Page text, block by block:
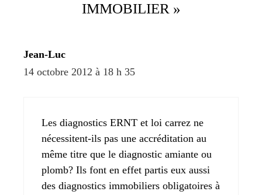
IMMOBILIER »
Jean-Luc
14 octobre 2012 à 18 h 35
Les diagnostics ERNT et loi carrez ne
nécessitent-ils pas une accréditation au
même titre que le diagnostic amiante ou
plomb? Ils font en effet partis eux aussi
des diagnostics immobiliers obligatoires à